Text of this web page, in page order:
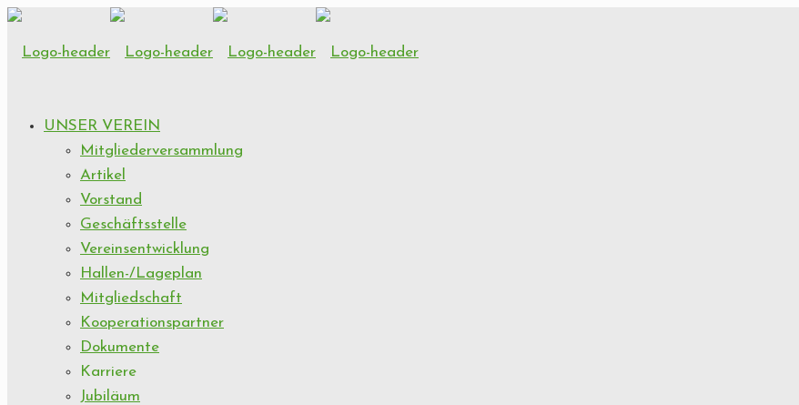
UNSER VEREIN
Mitgliederversammlung
Artikel
Vorstand
Geschäftsstelle
Vereinsentwicklung
Hallen-/Lageplan
Mitgliedschaft
Kooperationspartner
Dokumente
Karriere
Jubiläum